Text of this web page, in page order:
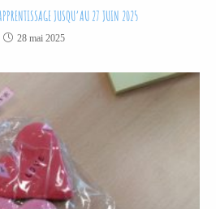
JUSQU’AU 27 JUIN 2025
28 mai 2025